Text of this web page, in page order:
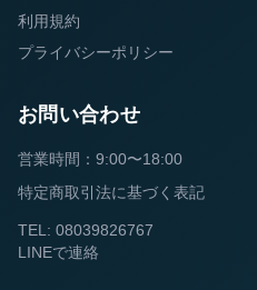
利用規約
プライバシーポリシー
お問い合わせ
営業時間：9:00〜18:00
特定商取引法に基づく表記
TEL: 08039826767
LINEで連絡